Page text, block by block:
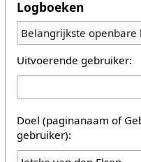
Logboeken
Belangrijkste openbare
Uitvoerende gebruiker:
Doel (paginanaam of
gebruiker):